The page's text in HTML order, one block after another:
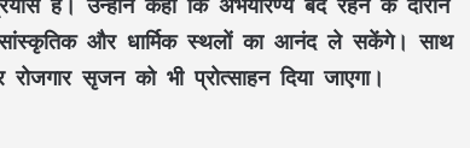
और धार्मिक स्थलोंका आनंद ले सकेंगे। साथ
रोजगार सृजनको भी प्रोत्साहन दिया जाएगा।